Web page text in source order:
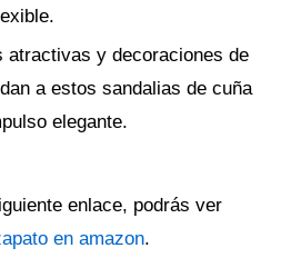
atractivas y decoraciones de
a estos sandalias de cuña
elegante.
enlace, podrás ver
en amazon.